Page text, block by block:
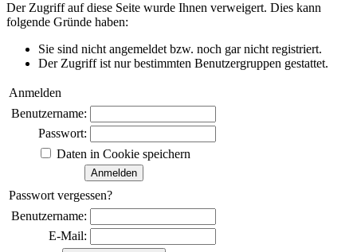
Der Zugriff auf diese Seite wurde Ihnen verweigert. Dies kann
folgende Gründe haben:
Sie sind nicht angemeldet bzw. noch gar nicht registriert.
Der Zugriff ist nur bestimmten Benutzergruppen gestattet.
Anmelden
Benutzername:
Passwort:
Daten in Cookie speichern
Passwort vergessen?
Benutzername:
E-Mail: